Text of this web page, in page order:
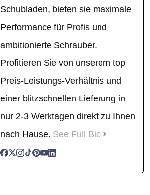
Schubladen, bieten sie maximale
Performance für Profis und
ambitionierte Schrauber.
Profitieren Sie von unserem top
Preis-Leistungs-Verhältnis und
einer blitzschnellen Lieferung in
nur 2-3 Werktagen direkt zu Ihnen
nach Hause. See Full Bio